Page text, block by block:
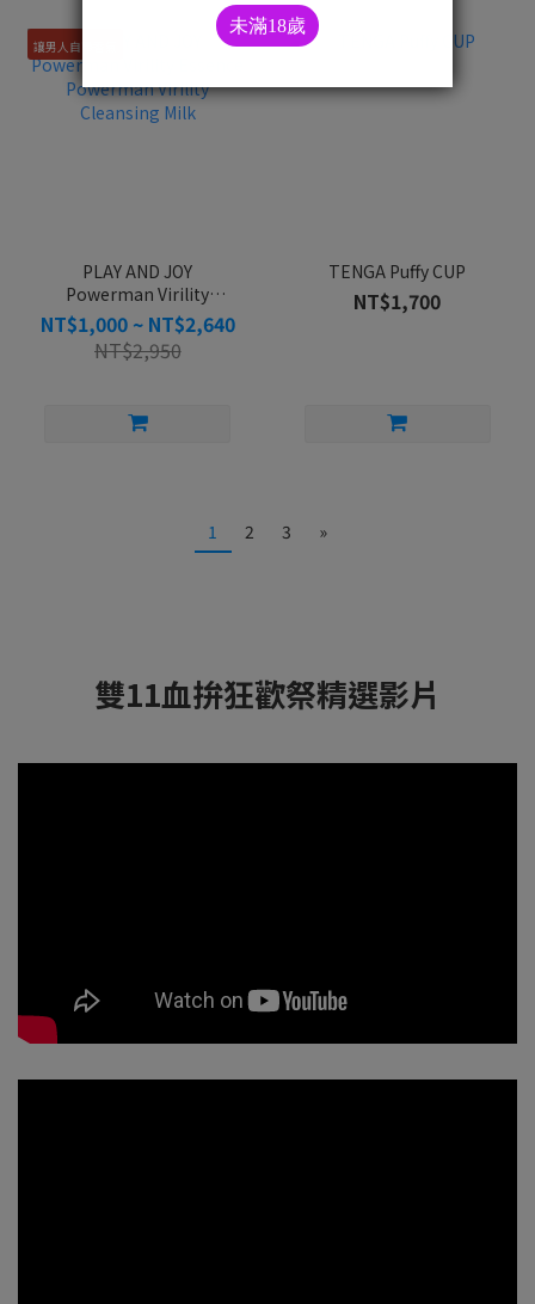
讓男人自帶香氣
PLAY AND JOY
Powerman Virility
Essence Powerman
Virility Cleansing Milk
NT$1,000 ~ NT$2,640
NT$2,950
TENGA Puffy CUP
NT$1,700
1 2 3 »
雙11血拚狂歡祭精選影片